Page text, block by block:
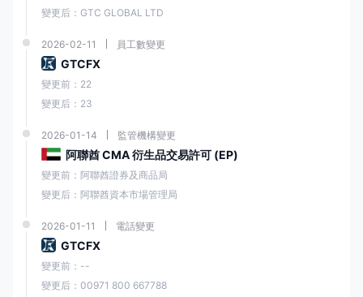
教材：澤匯資本可能會提供額外的教育材料，例如電子書、指南或視頻教
險管理。這些教育材料為交易者提供深入的信息和實用指導，以提高他們
的交易技能和知識。
結論
它提供多種交易工具、最低存款額較低的可用賬戶選項以及 24/7 全天候客
戶支持。該經紀商提供流行的交易平台，如 mt4、mt5 和 ctrader，並支持
社交交易。但是，交易者應了解與其他經紀商相比可用工具的潛在局限
性，並對監管框架和相關風險進行深入研究。交易者在做出決定之前考慮
他們的個人需求和偏好非常重要。
常見問題 (FAQ)
問
1
：
變更后：GTC GLOBAL LTD
2026-02-11 員工數變更
GTCFX
變更前：22
變更后：23
2026-01-14 監管機構變更
阿聯酋 CMA 衍生品交易許可 (EP)
變更前：阿聯酋證券及商品局
變更后：阿聯酋資本市場管理局
2026-01-11 電話變更
GTCFX
變更前：--
變更后：00971 800 667788